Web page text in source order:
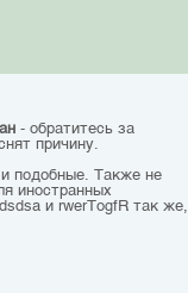
- обратитесь за
причину.
и подобные. Также не
иностранных
и rwerTоgfR так же,